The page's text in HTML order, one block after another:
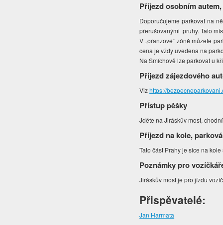
Příjezd osobním
Doporučujeme parkovat na
přerušovanými pruhy. Tato
V „oranžové“ zóně můžete
cena je vždy uvedena na
Na Smíchově lze parkovat u
Příjezd zájezdového
Vizhttps://
Přístup pěšky
Jděte na Jiráskův most,
Příjezd na kole,
Tato část Prahy je sice na
Poznámky pro
Jiráskův most je pro jízdu
Přispěvatelé:
Jan Harmata